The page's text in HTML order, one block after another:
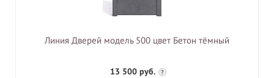
Линия Дверей модель 500 цвет Бетон тёмный
13 500 руб. ?